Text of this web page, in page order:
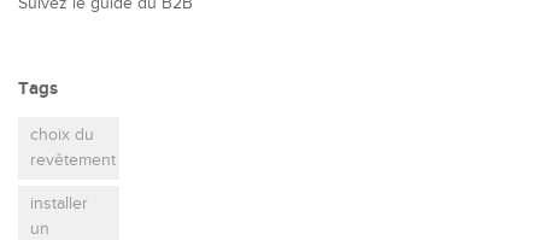
Tags
choix du
revêtement
installer
un